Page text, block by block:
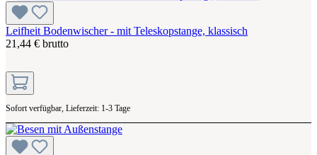
Leifheit Bodenwischer - mit Teleskopstange, klassisch
21,44 € brutto
Sofort verfügbar, Lieferzeit: 1-3 Tage